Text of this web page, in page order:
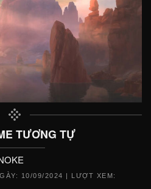
TƯƠNG TỰ
10/09/2024 | LƯỢT XEM: